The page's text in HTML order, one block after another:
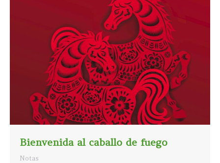
Bienvenida al caballo de fuego
Notas